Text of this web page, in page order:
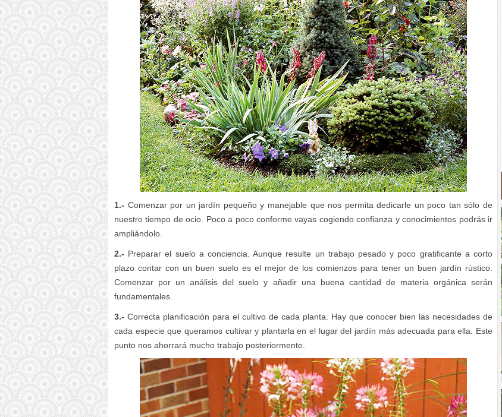
1.- Comenzar por un jardín pequeño y manejable que nos permita dedicarle un poco tan sólo de
nuestro tiempo de ocio. Poco a poco conforme vayas cogiendo confianza y conocimientos podrás ir
ampliándolo.
2.- Preparar el suelo a conciencia. Aunque resulte un trabajo pesado y poco gratificante a corto
plazo contar con un buen suelo es el mejor de los comienzos para tener un buen jardín rústico.
Comenzar por un análisis del suelo y añadir una buena cantidad de materia orgánica serán
fundamentales.
3.- Correcta planificación para el cultivo de cada planta. Hay que conocer bien las necesidades de
cada especie que queramos cultivar y plantarla en el lugar del jardín más adecuada para ella. Este
punto nos ahorrará mucho trabajo posteriormente.